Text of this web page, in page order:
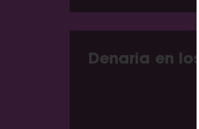
Denaria en